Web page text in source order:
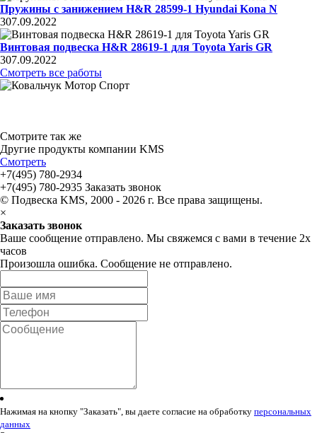
Пружины с занижением H&R 28599-1 Hyundai Kona N
307.09.2022
Винтовая подвеска H&R 28619-1 для Toyota Yaris GR
307.09.2022
Смотреть все работы
Смотрите так же
Другие продукты компании KMS
Смотреть
+7(495) 780-2934
+7(495) 780-2935 Заказать звонок
© Подвеска KMS, 2000 - 2026 г. Все права защищены.
×
Заказать звонок
Ваше сообщение отправлено. Мы свяжемся с вами в течение 2х
часов
Произошла ошибка. Сообщение не отправлено.
Нажимая на кнопку "Заказать", вы даете согласие на обработку персональных
данных